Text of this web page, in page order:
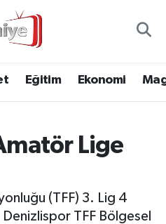
Eğitim Ekonomi
Lige
(TFF) 3. Lig 4
TFF Bölgesel
Haritası
ve Fikstür